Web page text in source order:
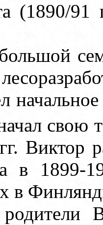
(1890/91
свою
Виктор
в 1899-
в